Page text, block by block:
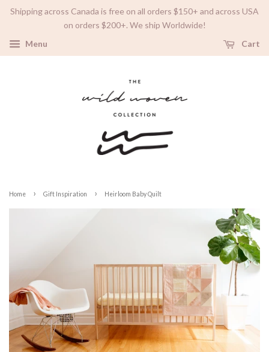
Shipping across Canada is free on all orders $150+ and across USA
on orders $200+. We ship Worldwide!
Menu
Cart
Home › Gift Inspiration › Heirloom Baby Quilt